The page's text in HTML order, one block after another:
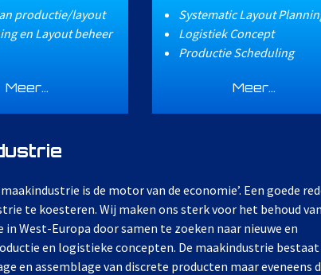
productie/layout
en Layout beheer
Meer...
Systematic Layout
Logistiek Concept
Productie Scheduling
Meer...
is de motor van de economie’. Een goede
te koesteren. Wij maken ons sterk voor het behoud
in West-Europa door samen te zoeken naar nieuwe en
en logistieke concepten. De maakindustrie
en assemblage van discrete producten maar eveneens